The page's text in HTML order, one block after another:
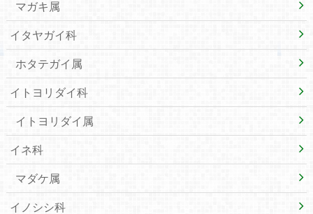
マガキ属
イタヤガイ科
ホタテガイ属
イトヨリダイ科
イトヨリダイ属
イネ科
マダケ属
イノシシ科